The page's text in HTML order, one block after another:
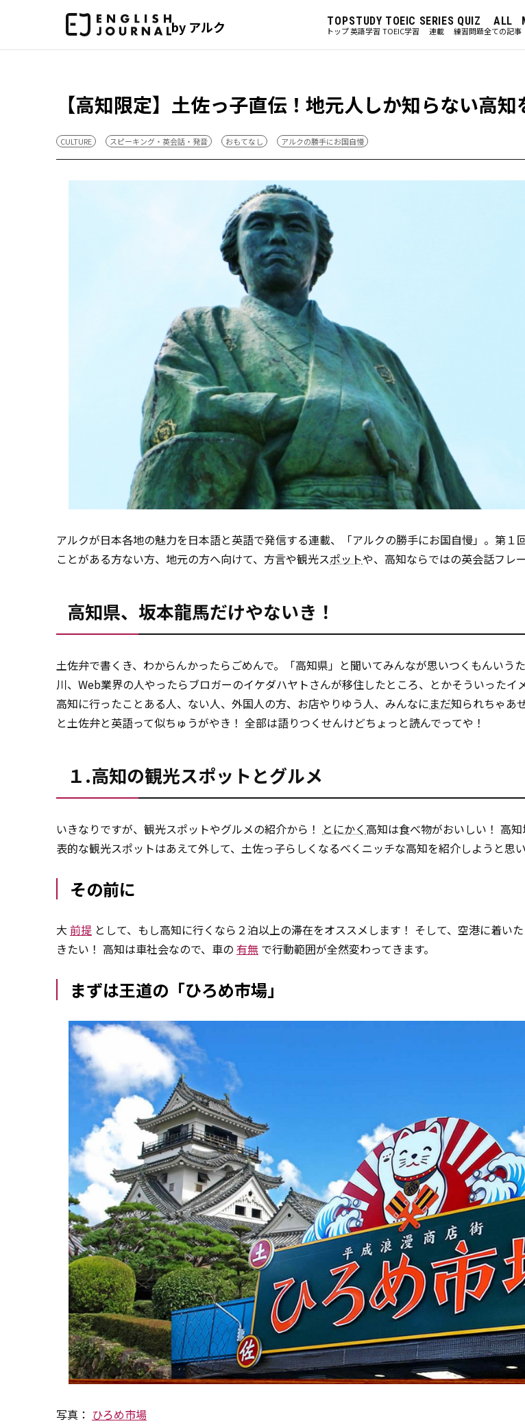
by アルク TOP
トップ
STUDY
英語学習
TOEIC
TOEIC学習
SERIES
連載
QUIZ
練習問題
ALL
全ての記事
【高知限定】土佐っ子直伝！地元人しか知らない高知
CULTURE スピーキング・英会話・発音 おもてなし アルクの勝手にお国自慢
アルクが日本各地の魅力を日本語と英語で発信する連載、「アルクの勝手にお国自慢」。第１
ことがある方ない方、地元の方へ向けて、方言や観光スポットや、高知ならではの英会話フレ
高知県、坂本龍馬だけやないき！
土佐弁で書くき、わからんかったらごめんで。「高知県」と聞いてみんなが思いつくもんいう
川、Web業界の人やったらブロガーのイケダハヤトさんが移住したところ、とかそういったイ
高知に行ったことある人、ない人、外国人の方、お店やりゆう人、みんなにまだ知られちゃあ
と土佐弁と英語って似ちゅうがやき！ 全部は語りつくせんけどちょっと読んでってや！
１.高知の観光スポットとグルメ
いきなりですが、観光スポットやグルメの紹介から！ とにかく高知は食べ物がおいしい！ 高
表的な観光スポットはあえて外して、土佐っ子らしくなるべくニッチな高知を紹介しようと思い
その前に
大 前提 として、もし高知に行くなら２泊以上の滞在をオススメします！ そして、空港に着い
きたい！ 高知は車社会なので、車の 有無 で行動範囲が全然変わってきます。
まずは王道の「ひろめ市場」
写真： ひろめ市場